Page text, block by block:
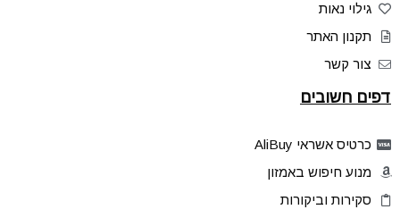
גילוי נאות
תקנון האתר
צור קשר
דפים חשובים
כרטיס אשראי AliBuy
מנוע חיפוש באמזון
סקירות וביקורות